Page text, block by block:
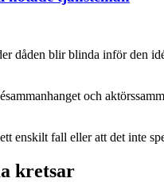
dåden blir blinda inför den
och
enskilt fall eller att det inte
kretsar